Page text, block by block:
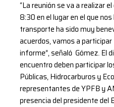
“La reunión se va a realizar
8:30 en el lugar en el que
transporte ha sido muy
acuerdos, vamos a
informe”, señaló Gómez. El
encuentro deben participar
Públicas, Hidrocarburos y
representantes de YPFB y
presencia del presidente del